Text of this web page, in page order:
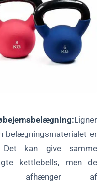
Ligner
belægningsmaterialet er
kan give samme
kettlebells, men de
afhænger af